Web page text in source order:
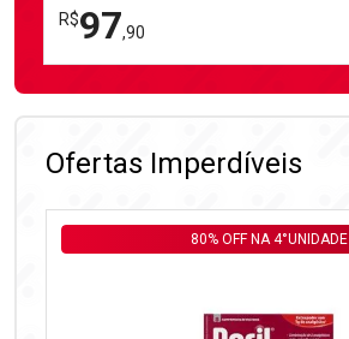
R$97,90
Ofertas Imperdíveis
80% OFF NA 4°UNIDADE